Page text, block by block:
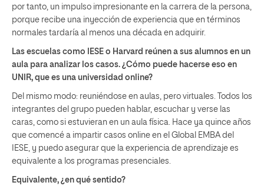
por tanto, un impulso impresionante en la carrera de la persona,
porque recibe una inyección de experiencia que en términos
normales tardaría al menos una década en adquirir.
Las escuelas como IESE o Harvard reúnen a sus alumnos en un
aula para analizar los casos. ¿Cómo puede hacerse eso en
UNIR, que es una universidad online?
Del mismo modo: reuniéndose en aulas, pero virtuales. Todos los
integrantes del grupo pueden hablar, escuchar y verse las
caras, como si estuvieran en un aula física. Hace ya quince años
que comencé a impartir casos online en el Global EMBA del
IESE, y puedo asegurar que la experiencia de aprendizaje es
equivalente a los programas presenciales.
Equivalente, ¿en qué sentido?